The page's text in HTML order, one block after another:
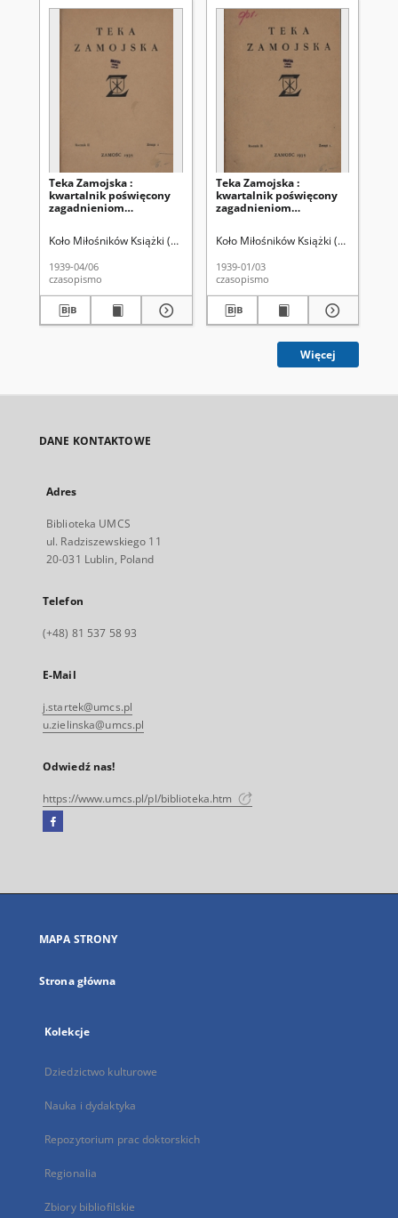
Teka Zamojska :
kwartalnik poświęcony
zagadnieniom
regionalny R. 2=6, nr 2
(kwiec./czerw, 1939)
Koło Miłośników Książki (Zamość).
1939-04/06
czasopismo
Teka Zamojska :
kwartalnik poświęcony
zagadnieniom
regionalny R. 2=6, nr 1
(stycz./mar. 1939)
Koło Miłośników Książki (Zamość).
1939-01/03
czasopismo
Więcej
DANE KONTAKTOWE
Adres
Biblioteka UMCS
ul. Radziszewskiego 11
20-031 Lublin, Poland
Telefon
(+48) 81 537 58 93
E-Mail
j.startek@umcs.pl
u.zielinska@umcs.pl
Odwiedź nas!
https://www.umcs.pl/pl/biblioteka.htm
Facebook
się
karcie
MAPA STRONY
Strona główna
Kolekcje
Dziedzictwo kulturowe
Nauka i dydaktyka
Repozytorium prac doktorskich
Regionalia
Zbiory bibliofilskie